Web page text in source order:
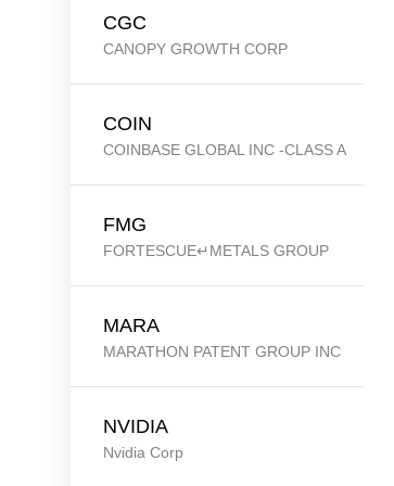
CGC
CANOPY GROWTH CORP
COIN
COINBASE GLOBAL INC -CLASS A
FMG
FORTESCUE↵METALS GROUP
MARA
MARATHON PATENT GROUP INC
NVIDIA
Nvidia Corp